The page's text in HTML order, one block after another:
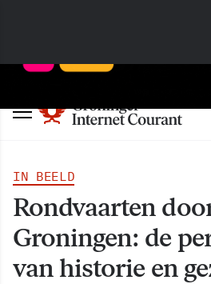
IN BEELD
Rondvaarten
Groningen: de
van historie en